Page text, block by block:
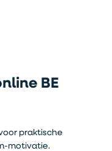
BE
praktische
motivatie.